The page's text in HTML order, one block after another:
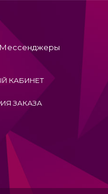
Мессенджеры
КАБИНЕТ
ЗАКАЗА